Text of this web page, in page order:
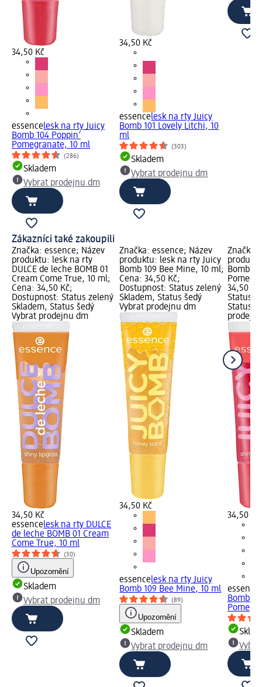
34,50 Kč
essencelesk na rty Juicy
Bomb 104 Poppin’
Pomegranate, 10 ml
(286)
Skladem
Vybrat prodejnu dm
34,50 Kč
essencelesk na rty Juicy
Bomb 101 Lovely Litchi, 10
ml
(303)
Skladem
Vybrat prodejnu dm
Zákazníci také zakoupili
Značka: essence; Název
produktu: lesk na rty
DULCE de leche BOMB 01
Cream Come True, 10 ml;
Cena: 34,50 Kč;
Dostupnost: Status zelený
Skladem, Status šedý
Vybrat prodejnu dm
34,50 Kč
essencelesk na rty DULCE
de leche BOMB 01 Cream
Come True, 10 ml
(30)
Upozornění
Skladem
Vybrat prodejnu dm
Značka: essence; Název
produktu: lesk na rty Juicy
Bomb 109 Bee Mine, 10 ml;
Cena: 34,50 Kč;
Dostupnost: Status zelený
Skladem, Status šedý
Vybrat prodejnu dm
34,50 Kč
essencelesk na rty Juicy
Bomb 109 Bee Mine, 10 ml
(89)
Upozornění
Skladem
Vybrat prodejnu dm
Značka:
Bomb
34,50
Status
Status
34,50 Kč
essence
Bomb